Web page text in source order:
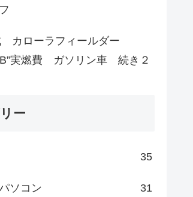
カローラフィールダー
実燃費 ガソリン車 続き２
ー
35
ソコン 31